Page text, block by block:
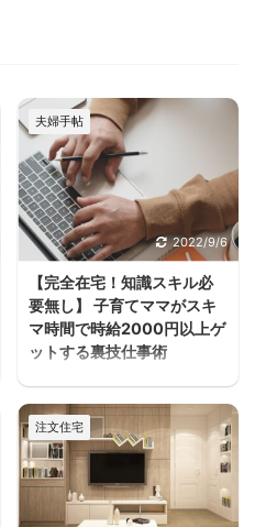
夫婦手帖
2022/9/6
【完全在宅！知識スキル必
要無し】 子育てママがスキ
マ時間で時給2000円以上ゲ
ットする裏技仕事術
ヨハク子育てしながら働
きたいけどフルタイムは
厳しいし、でもお金は必
要だって人が家を建てる
方には多いと思うんだよ
ね。 住宅ローンが始ま
注文住宅